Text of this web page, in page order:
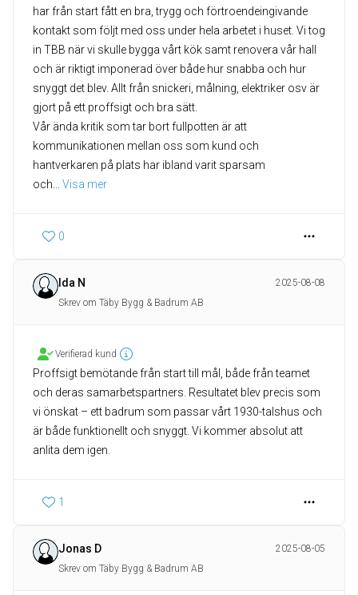
har från start fått en bra, trygg och förtroendeingivande
kontakt som följt med oss under hela arbetet i huset. Vi tog
in TBB när vi skulle bygga vårt kök samt renovera vår hall
och är riktigt imponerad över både hur snabba och hur
snyggt det blev. Allt från snickeri, målning, elektriker osv är
gjort på ett proffsigt och bra sätt.
Vår ända kritik som tar bort fullpotten är att
kommunikationen mellan oss som kund och
hantverkaren på plats har ibland varit sparsam
och
Visa mer
0
Ida N
2025-08-08
Skrev om Täby Bygg & Badrum AB
Verifierad kund
Proffsigt bemötande från start till mål, både från teamet
och deras samarbetspartners. Resultatet blev precis som
vi önskat – ett badrum som passar vårt 1930-talshus och
är både funktionellt och snyggt. Vi kommer absolut att
1
Jonas D
2025-08-05
Skrev om Täby Bygg & Badrum AB